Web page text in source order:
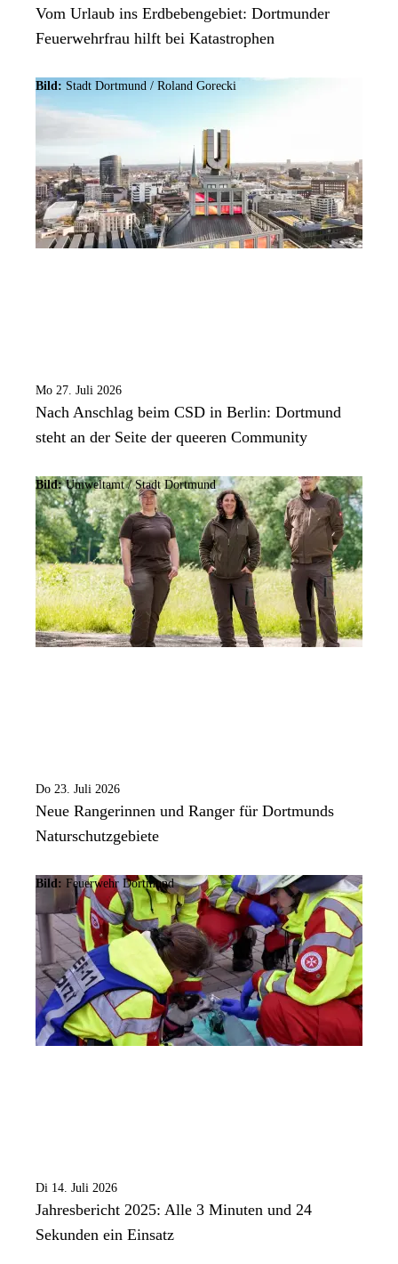
Vom Urlaub ins Erdbebengebiet: Dortmunder
Feuerwehrfrau hilft bei Katastrophen
Bild: Stadt Dortmund / Roland Gorecki
Mo 27. Juli 2026
Nach Anschlag beim CSD in Berlin: Dortmund
steht an der Seite der queeren Community
Bild:Umweltamt /Stadt Dortmund
Do 23. Juli 2026
Neue Rangerinnen und Ranger für Dortmunds
Naturschutzgebiete
Bild: Feuerwehr Dortmund
Di 14. Juli 2026
Jahresbericht 2025: Alle 3 Minuten und 24
Sekunden ein Einsatz